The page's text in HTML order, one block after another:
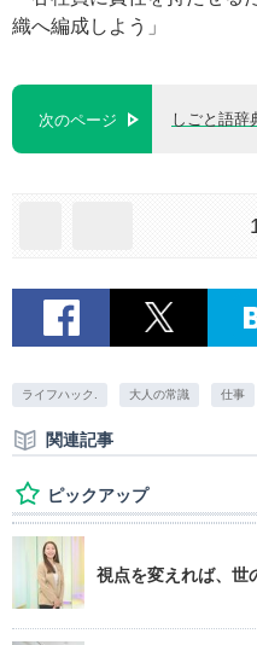
織へ編成しよう」
次のページ しごと語辞
ライフハック. 大人の常識 仕事
関連記事
ピックアップ
視点を変えれば、